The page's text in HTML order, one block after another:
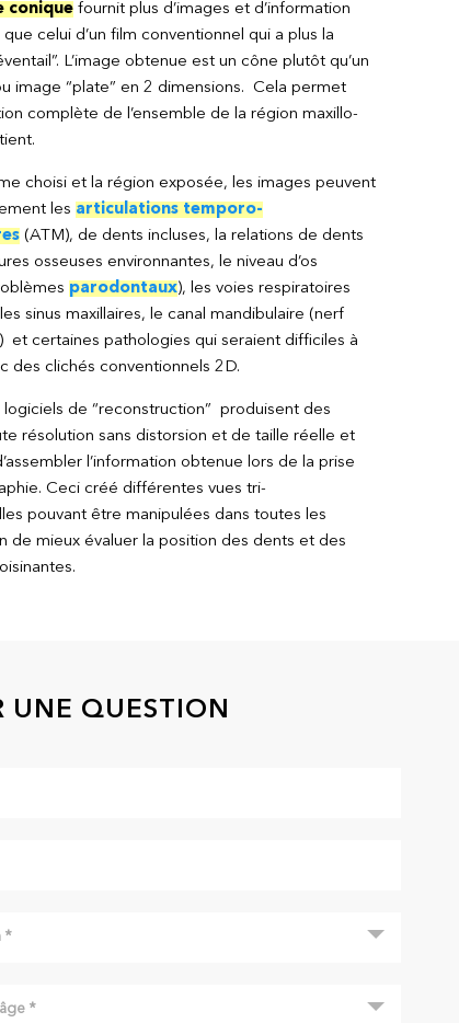
coniquefournit plus d’images et d’information
celui d’un film conventionnel qui a plus la
L’image obtenue est un cône plutôt qu’un
image “plate” en 2 dimensions. Cela permet
complète de l’ensemble de la région maxillo-
choisi et la région exposée, les images peuvent
les articulations temporo-
(ATM), de dents incluses, la relations de dents
osseuses environnantes, le niveau d’os
parodontaux), les voies respiratoires
sinus maxillaires, le canal mandibulaire (nerf
et certaines pathologies qui seraient difficiles à
des clichés conventionnels 2D.
logiciels de “reconstruction” produisent des
résolution sans distorsion et de taille réelle et
l’information obtenue lors de la prise
Ceci créé différentes vues tri-
pouvant être manipulées dans toutes les
de mieux évaluer la position des dents et des
UNE QUESTION